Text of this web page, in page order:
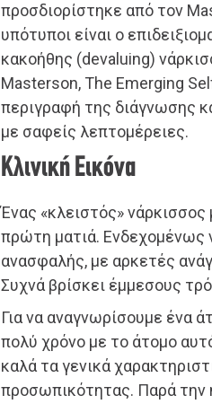
προσδιορίστηκε από τον
υπότυποι είναι ο
κακοήθης (devaluing)
Masterson, The Emerging
περιγραφή της διάγνωσης
με σαφείς λεπτομέρειες.
Κλινική Εικόνα
Ένας «κλειστός»
πρώτη ματιά. Ενδεχομένως
ανασφαλής, με αρκετές
Συχνά βρίσκει έμμεσους
Για να αναγνωρίσουμε ένα
πολύ χρόνο με το άτομο
καλά τα γενικά
προσωπικότητας. Παρά την